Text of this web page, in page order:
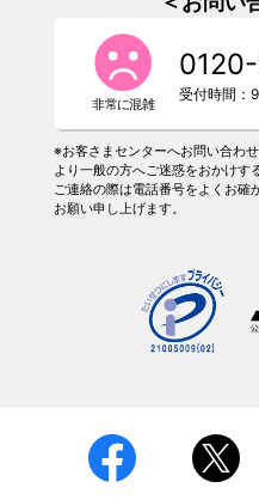
受付時間：
※お客さまセンターへお問い合わ
より一般の方へご迷惑をおかけす
ご連絡の際は電話番号をよくお確
お願い申し上げます。